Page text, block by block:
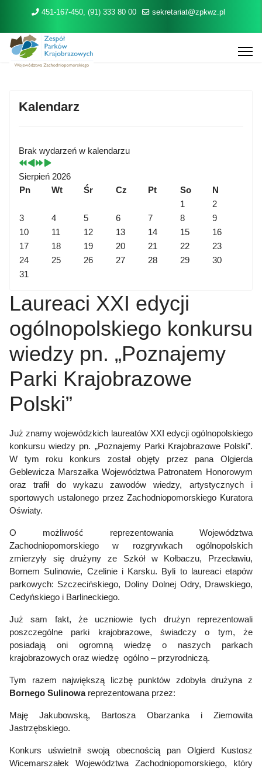
451-167-450, (91) 333 80 00 sekretariat@zpkwz.pl
Kalendarz
Brak wydarzeń w kalendarzu
miesiąc
rokmiesiąc
Sierpień 2026
Pn
Wt Śr Cz Pt So
N
1
2
3
4 5 6 7 8
9
10
11 12 13 14 15
16
17
18 19 20 21 22
23
24
25 26 27 28 29
30
31
Laureaci XXI edycji
ogólnopolskiego konkursu
wiedzy pn. „Poznajemy
Parki Krajobrazowe
Polski”
Już znamy wojewódzkich laureatów XXI edycji ogólnopolskiego
konkursu wiedzy pn. „Poznajemy Parki Krajobrazowe Polski”.
W tym roku konkurs został objęty przez pana Olgierda
Geblewicza Marszałka Województwa Patronatem Honorowym
oraz trafił do wykazu zawodów wiedzy, artystycznych i
sportowych ustalonego przez Zachodniopomorskiego Kuratora
Oświaty.
O możliwość reprezentowania Województwa
Zachodniopomorskiego w rozgrywkach ogólnopolskich
zmierzyły się drużyny ze Szkół w Kołbaczu, Przecławiu,
Bornem Sulinowie, Czelinie i Karsku. Byli to laureaci etapów
parkowych: Szczecińskiego, Doliny Dolnej Odry, Drawskiego,
Cedyńskiego i Barlineckiego.
Już sam fakt, że uczniowie tych drużyn reprezentowali
poszczególne parki krajobrazowe, świadczy o tym, że
posiadają oni ogromną wiedzę o naszych parkach
krajobrazowych oraz wiedzę ogólno – przyrodniczą.
Tym razem największą liczbę punktów zdobyła drużyna z
Bornego Sulinowareprezentowana przez:
Maję Jakubowską, Bartosza Obarzanka i Ziemowita
Jastrzębskiego.
Konkurs uświetnił swoją obecnością pan Olgierd Kustosz
Wicemarszałek Województwa Zachodniopomorskiego, który